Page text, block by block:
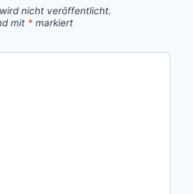
nicht veröffentlicht.
mit * markiert